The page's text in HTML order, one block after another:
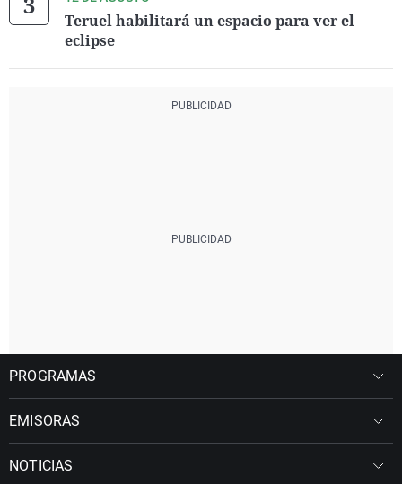
Teruel habilitará un espacio para ver el
eclipse
PROGRAMAS
EMISORAS
NOTICIAS